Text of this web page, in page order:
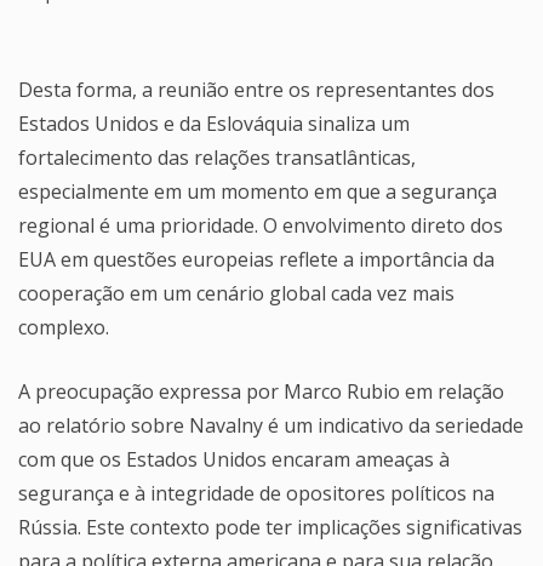
Desta forma, a reunião entre os representantes dos
Estados Unidos e da Eslováquia sinaliza um
fortalecimento das relações transatlânticas,
especialmente em um momento em que a segurança
regional é uma prioridade. O envolvimento direto dos
EUA em questões europeias reflete a importância da
cooperação em um cenário global cada vez mais
complexo.
A preocupação expressa por Marco Rubio em relação
ao relatório sobre Navalny é um indicativo da seriedade
com que os Estados Unidos encaram ameaças à
segurança e à integridade de opositores políticos na
Rússia. Este contexto pode ter implicações significativas